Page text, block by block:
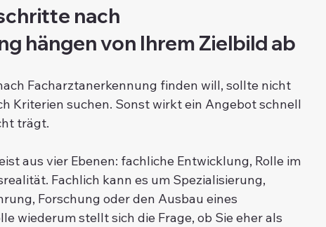
nach
hängen von Ihrem Zielbild ab
Facharztanerkennung finden will, sollte nicht
Kriterien suchen. Sonst wirkt ein Angebot schnell
trägt.
aus vier Ebenen: fachliche Entwicklung, Rolle im
Fachlich kann es um Spezialisierung,
Forschung oder den Ausbau eines
wiederum stellt sich die Frage, ob Sie eher als